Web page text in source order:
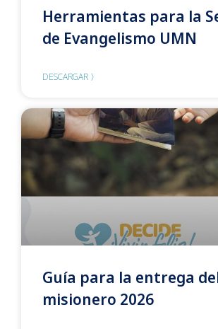
Herramientas para la
de Evangelismo UMN
DESCARGAR 〉
Guía para la entrega
misionero 2026